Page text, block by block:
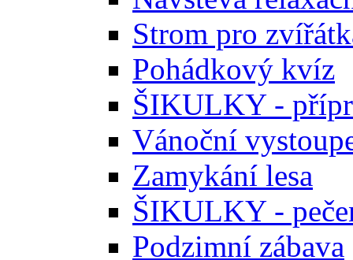
Strom pro
Pohádkový kvíz
ŠIKULKY -
Vánoční
Zamykání lesa
ŠIKULKY -
Podzimní zábava